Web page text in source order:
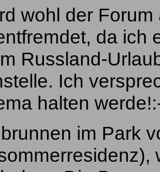
wohl der
da ich
Russland-
Ich
halten
im Park